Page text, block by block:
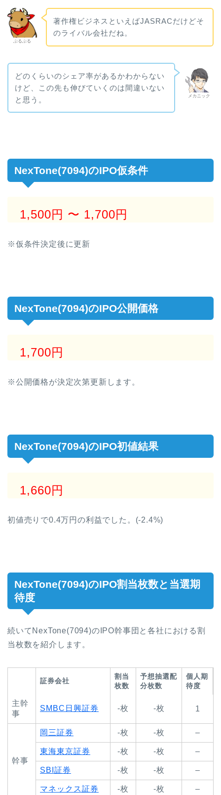
ぶるぶる
著作権ビジネスといえばJASRACだけどそ
のライバル会社だね。
メカニック
どのくらいのシェア率があるかわからない
けど、この先も伸びていくのは間違いない
と思う。
NexTone(7094)のIPO仮条件
1,500円 〜 1,700円
※仮条件決定後に更新
NexTone(7094)のIPO公開価格
1,700円
※公開価格が決定次第更新します。
NexTone(7094)のIPO初値結果
1,660円
初値売りで0.4万円の利益でした。(-2.4%)
NexTone(7094)のIPO割当枚数と当選期
待度
続いてNexTone(7094)のIPO幹事団と各社における割
当枚数を紹介します。
証券会社
割当
枚数
予想抽選配
分枚数
個人期
待度
主幹
事
SMBC日興証券 -枚 -枚 1
幹事
岡三証券 -枚 -枚 –
東海東京証券 -枚 -枚 –
SBI証券 -枚 -枚 –
マネックス証券 -枚 -枚 –